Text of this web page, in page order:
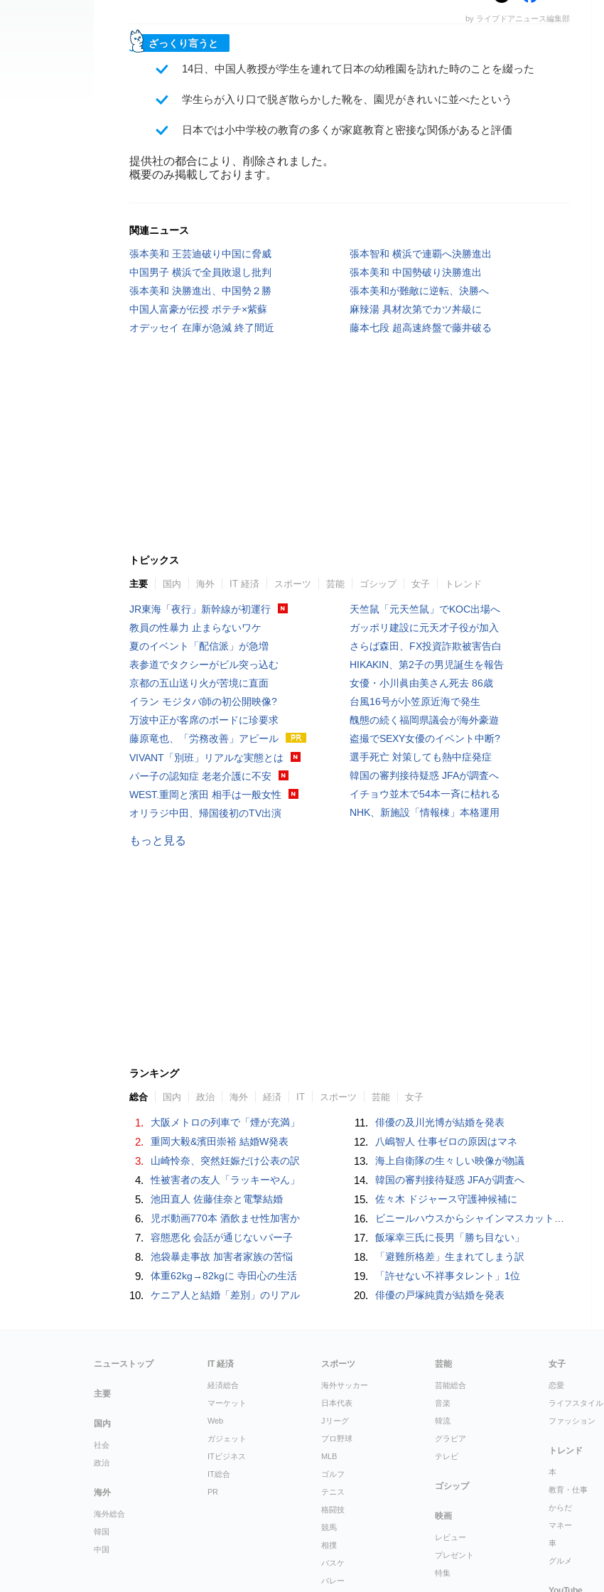
by ライブドアニュース編集部
ざっくり言うと
14日、中国人教授が学生を連れて日本の幼稚園を訪れた時のことを綴った
学生らが入り口で脱ぎ散らかした靴を、園児がきれいに並べたという
日本では小中学校の教育の多くが家庭教育と密接な関係があると評価
提供社の都合により、削除されました。
概要のみ掲載しております。
関連ニュース
張本美和 王芸迪破り中国に脅威
張本智和 横浜で連覇へ決勝進出
中国男子 横浜で全員敗退し批判
張本美和 中国勢破り決勝進出
張本美和 決勝進出、中国勢２勝
張本美和が難敵に逆転、決勝へ
中国人富豪が伝授 ポテチ×紫蘇
麻辣湯 具材次第でカツ丼級に
オデッセイ 在庫が急減 終了間近
藤本七段 超高速終盤で藤井破る
トピックス
主要 国内 海外 IT 経済 スポーツ 芸能 ゴシップ 女子 トレンド
JR東海「夜行」新幹線が初運行
教員の性暴力 止まらないワケ
夏のイベント「配信派」が急増
表参道でタクシーがビル突っ込む
京都の五山送り火が苦境に直面
イラン モジタバ師の初公開映像?
万波中正が客席のボードに珍要求
藤原竜也、「労務改善」アピール
VIVANT「別班」リアルな実態とは
パー子の認知症 老老介護に不安
WEST.重岡と濱田 相手は一般女性
オリラジ中田、帰国後初のTV出演
天竺鼠「元天竺鼠」でKOC出場へ
ガッポリ建設に元天才子役が加入
さらば森田、FX投資詐欺被害告白
HIKAKIN、第2子の男児誕生を報告
女優・小川眞由美さん死去 86歳
台風16号が小笠原近海で発生
醜態の続く福岡県議会が海外豪遊
盗撮でSEXY女優のイベント中断?
選手死亡 対策しても熱中症発症
韓国の審判接待疑惑 JFAが調査へ
イチョウ並木で54本一斉に枯れる
NHK、新施設「情報棟」本格運用
もっと見る
ランキング
総合 国内 政治 海外 経済 IT スポーツ 芸能 女子
1. 大阪メトロの列車で「煙が充満」
2. 重岡大毅&濱田崇裕 結婚W発表
3. 山崎怜奈、突然妊娠だけ公表の訳
4. 性被害者の友人「ラッキーやん」
5. 池田直人 佐藤佳奈と電撃結婚
6. 児ポ動画770本 酒飲ませ性加害か
7. 容態悪化 会話が通じないパー子
8. 池袋暴走事故 加害者家族の苦悩
9. 体重62kg→82kgに 寺田心の生活
10. ケニア人と結婚「差別」のリアル
11. 俳優の及川光博が結婚を発表
12. 八嶋智人 仕事ゼロの原因はマネ
13. 海上自衛隊の生々しい映像が物議
14. 韓国の審判接待疑惑 JFAが調査へ
15. 佐々木 ドジャース守護神候補に
16. ビニールハウスからシャインマスカット約200房を盗んだ疑い ネットで販売か 無職の男（42）逮捕 岡山県警
17. 飯塚幸三氏に長男「勝ち目ない」
18. 「避難所格差」生まれてしまう訳
19. 「許せない不祥事タレント」1位
20. 俳優の戸塚純貴が結婚を発表
ニューストップ
主要
国内
社会
政治
海外
海外総合
韓国
中国
IT 経済
経済総合
マーケット
Web
ガジェット
ITビジネス
IT総合
PR
スポーツ
海外サッカー
日本代表
Jリーグ
プロ野球
MLB
ゴルフ
テニス
格闘技
競馬
相撲
バスケ
バレー
芸能
芸能総合
音楽
韓流
グラビア
テレビ
ゴシップ
映画
レビュー
プレゼント
特集
女子
恋愛
ライフスタイル
ファッション
トレンド
本
教育・仕事
からだ
マネー
車
グルメ